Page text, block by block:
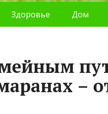
Здоровье Дом
–